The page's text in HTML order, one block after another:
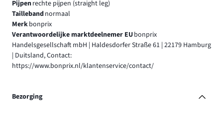
Pijpenrechte pijpen (straight leg)
Taillebandnormaal
Merkbonprix
Verantwoordelijke marktdeelnemer EUbonprix
Handelsgesellschaft mbH | Haldesdorfer Straße 61 | 22179 Hamburg
| Duitsland, Contact:
https://www.bonprix.nl/klantenservice/contact/
Bezorging